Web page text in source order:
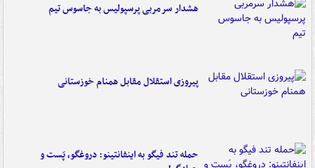
هشدار سرمربی پرسپولیس به جاسوس تیم
پیروزی استقلال مقابل همنام خوزستانی
حمله تند فیگو به اینفانتینو: دروغگو، پَست‌ و